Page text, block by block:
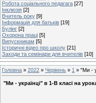
Робота соціального педагага [27]
Інклюзія [2]
Вчитель року [9]
Інформація для батьків [19]
Булінг [2]
Охорона праці [5]
Випускникам [5]
Історичні відео про школу [21]
Заходи та семінари для вчителів [10]
Головна » 2022 » Червень » 1 » "Ми -
"Ми - українці" в 1-В класі на